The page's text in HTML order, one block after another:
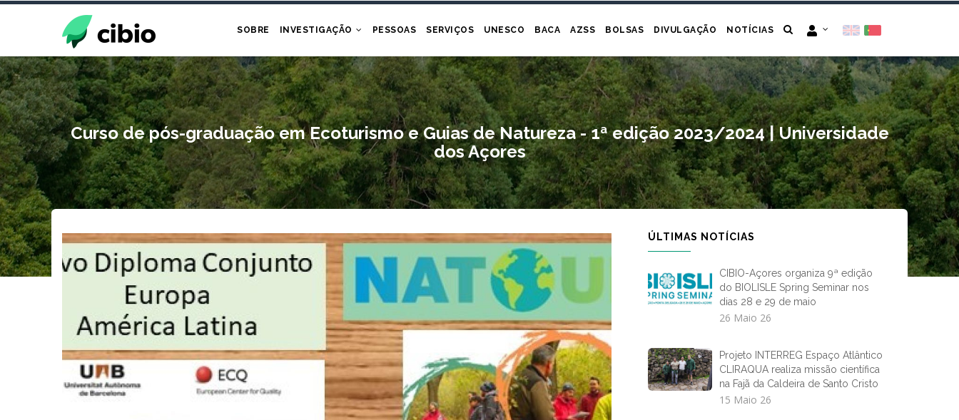
Passar
conteúdo
principal
SOBRE INVESTIGAÇÃO PESSOAS SERVIÇOS UNESCO BACA AZSS BOLSAS DIVULGAÇÃO NOTÍCIAS
Curso de pós-graduação em Ecoturismo e Guias de Natureza - 1ª edição 2023/2024 | Universidade
dos Açores
ÚLTIMAS NOTÍCIAS
CIBIO-Açores organiza 9ª edição
do BIOLISLE Spring Seminar nos
dias 28 e 29 de maio
26 Maio 26
Projeto INTERREG Espaço Atlântico
CLIRAQUA realiza missão científica
na Fajã da Caldeira de Santo Cristo
15 Maio 26